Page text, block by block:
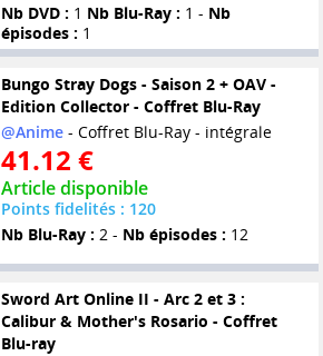
Nb DVD : 1 Nb Blu-Ray : 1 - Nb
épisodes : 1
Bungo Stray Dogs - Saison 2 + OAV -
Edition Collector - Coffret Blu-Ray
@Anime- Coffret Blu-Ray - intégrale
41.12 €
Article disponible
Points fidelités : 120
Nb Blu-Ray : 2 - Nb épisodes : 12
Sword Art Online II - Arc 2 et 3 :
Calibur & Mother's Rosario - Coffret
Blu-ray